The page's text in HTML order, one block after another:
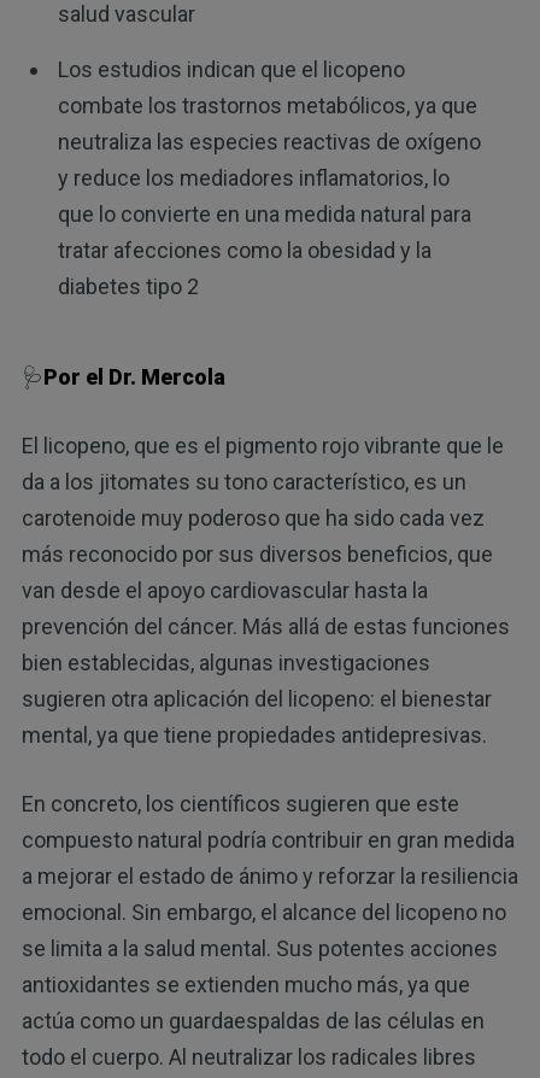
salud vascular
Los estudios indican que el licopeno
combate los trastornos metabólicos, ya que
neutraliza las especies reactivas de oxígeno
y reduce los mediadores inflamatorios, lo
que lo convierte en una medida natural para
tratar afecciones como la obesidad y la
diabetes tipo 2
🩺Por el Dr. Mercola
El licopeno, que es el pigmento rojo vibrante que le
da a los jitomates su tono característico, es un
carotenoide muy poderoso que ha sido cada vez
más reconocido por sus diversos beneficios, que
van desde el apoyo cardiovascular hasta la
prevención del cáncer. Más allá de estas funciones
bien establecidas, algunas investigaciones
sugieren otra aplicación del licopeno: el bienestar
mental, ya que tiene propiedades antidepresivas.
En concreto, los científicos sugieren que este
compuesto natural podría contribuir en gran medida
a mejorar el estado de ánimo y reforzar la resiliencia
emocional. Sin embargo, el alcance del licopeno no
se limita a la salud mental. Sus potentes acciones
antioxidantes se extienden mucho más, ya que
actúa como un guardaespaldas de las células en
todo el cuerpo. Al neutralizar los radicales libres